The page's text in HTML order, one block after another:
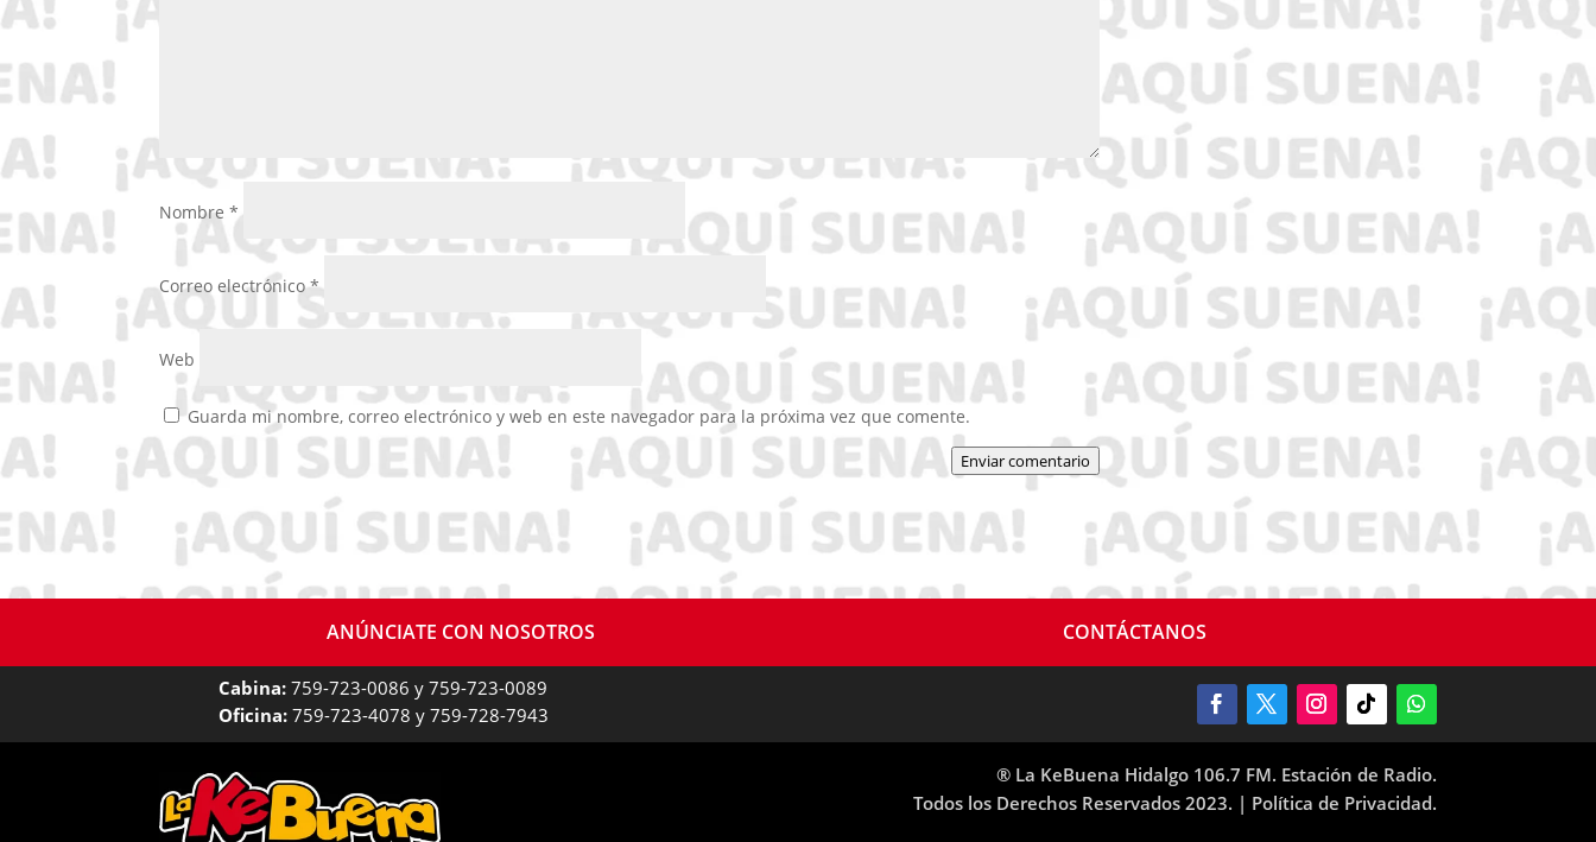
Nombre*
Correo electrónico*
Web
Guarda mi nombre, correo electrónico y web en este navegador para la próxima vez que comente.
Enviar comentario
ANÚNCIATE CON NOSOTROS CONTÁCTANOS
Cabina: 759-723-0086 y 759-723-0089
Oficina: 759-723-4078 y 759-728-7943
® La KeBuena Hidalgo 106.7 FM. Estación de Radio.
Todos los Derechos Reservados 2023. | Política de Privacidad.